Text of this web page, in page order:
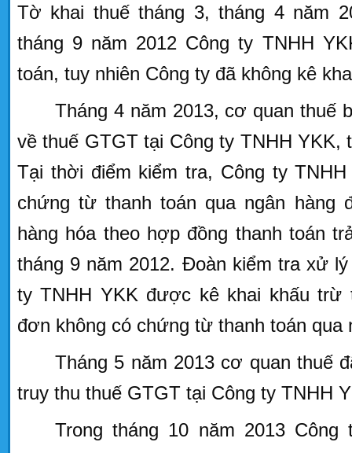
Tờ khai thuế tháng 3, tháng 4 năm
tháng 9 năm 2012 Công ty TNHH
toán, tuy nhiên Công ty đã không kê
Tháng 4 năm 2013, cơ quan thuế
về thuế GTGT tại Công ty TNHH YKK,
Tại thời điểm kiểm tra, Công ty
chứng từ thanh toán qua ngân hàng
hàng hóa theo hợp đồng thanh toán
tháng 9 năm 2012. Đoàn kiểm tra xử
ty TNHH YKK được kê khai khấu trừ
đơn không có chứng từ thanh toán qua
Tháng 5 năm 2013 cơ quan thuế
truy thu thuế GTGT tại Công ty TNHH
Trong tháng 10 năm 2013